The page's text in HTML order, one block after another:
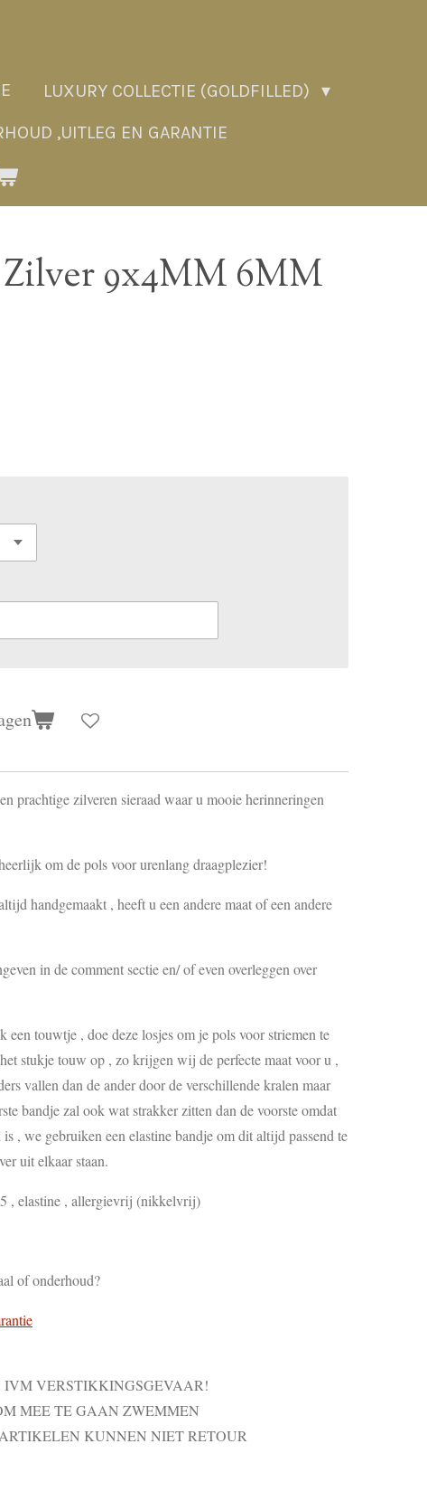
LUXURY COLLECTIE (GOLDFILLED)
,UITLEG EN GARANTIE
9x4MM 6MM
prachtige zilveren sieraad waar u mooie herinneringen
om de pols voor urenlang draagplezier!
handgemaakt , heeft u een andere maat of een andere
in de comment sectie en/ of even overleggen over
een touwtje , doe deze losjes om je pols voor striemen te
stukje touw op , zo krijgen wij de perfecte maat voor u ,
vallen dan de ander door de verschillende kralen maar
bandje zal ook wat strakker zitten dan de voorste omdat
, we gebruiken een elastine bandje om dit altijd passend te
uit elkaar staan.
, elastine , allergievrij (nikkelvrij)
of onderhoud?
VERSTIKKINGSGEVAAR!
MEE TE GAAN ZWEMMEN
KUNNEN NIET RETOUR